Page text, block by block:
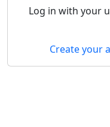
Log in with your
Create your